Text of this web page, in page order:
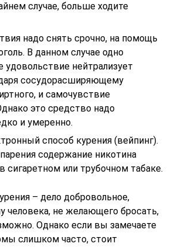
случае, больше ходите
надо снять срочно, на помощь
В данном случае одно
удовольствие нейтрализует
сосудорасширяющему
и самочувствие
это средство надо
и умеренно.
способ курения (вейпинг).
содержание никотина
сигаретном или трубочном табаке.
– дело добровольное,
человека, не желающего бросать,
Однако если вы замечаете
слишком часто, стоит